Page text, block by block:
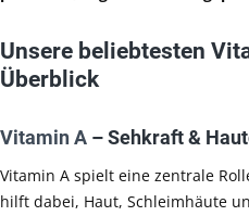
Unsere beliebtesten
Überblick
Vitamin A – Sehkraft &
Vitamin A spielt eine zentrale
hilft dabei, Haut, Schleimhäute